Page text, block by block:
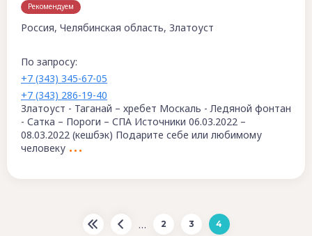
Рекомендуем
Россия, Челябинская область, Златоуст
Златоуст - Таганай – хребет Москаль - Ледяной фонтан
- Сатка – Пороги – СПА Источники 06.03.2022 –
08.03.2022 (кешбэк) Подарите себе или любимому
человеку
По запросу:
+7 (343) 345-67-05
+7 (343) 286-19-40
… 2 3 4